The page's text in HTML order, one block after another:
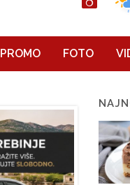
PROMO FOTO